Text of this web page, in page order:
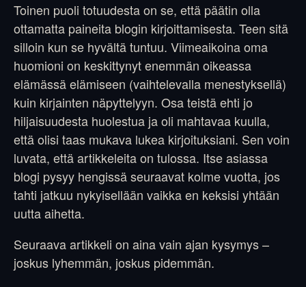
Toinen puoli totuudesta on se, että päätin olla
ottamatta paineita blogin kirjoittamisesta. Teen sitä
silloin kun se hyvältä tuntuu. Viimeaikoina oma
huomioni on keskittynyt enemmän oikeassa
elämässä elämiseen (vaihtelevalla menestyksellä)
kuin kirjainten näpyttelyyn. Osa teistä ehti jo
hiljaisuudesta huolestua ja oli mahtavaa kuulla,
että olisi taas mukava lukea kirjoituksiani. Sen voin
luvata, että artikkeleita on tulossa. Itse asiassa
blogi pysyy hengissä seuraavat kolme vuotta, jos
tahti jatkuu nykyisellään vaikka en keksisi yhtään
uutta aihetta.
Seuraava artikkeli on aina vain ajan kysymys –
joskus lyhemmän, joskus pidemmän.